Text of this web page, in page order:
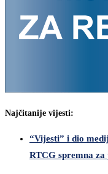
Najčitanije vijesti:
“Vijesti” i dio
RTCG spremna za